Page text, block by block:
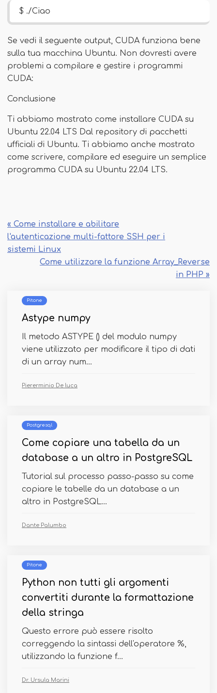
$ ./Ciao
Se vedi il seguente output, CUDA funziona bene
sulla tua macchina Ubuntu. Non dovresti avere
problemi a compilare e gestire i programmi
CUDA:
Conclusione
Ti abbiamo mostrato come installare CUDA su
Ubuntu 22.04 LTS Dal repository di pacchetti
ufficiali di Ubuntu. Ti abbiamo anche mostrato
come scrivere, compilare ed eseguire un semplice
programma CUDA su Ubuntu 22.04 LTS.
« Come installare e abilitare
l'autenticazione multi-fattore SSH per i
sistemi Linux
Come utilizzare la funzione Array_Reverse
in PHP »
Pitone
Astype numpy
Il metodo ASTYPE () del modulo numpy
viene utilizzato per modificare il tipo di dati
di un array num...
Piererminio De luca
Postgresql
Come copiare una tabella da un
database a un altro in PostgreSQL
Tutorial sul processo passo-passo su come
copiare le tabelle da un database a un
altro in PostgreSQL...
Dante Palumbo
Pitone
Python non tutti gli argomenti
convertiti durante la formattazione
della stringa
Questo errore può essere risolto
correggendo la sintassi dell'operatore %,
utilizzando la funzione f...
Dr. Ursula Marini